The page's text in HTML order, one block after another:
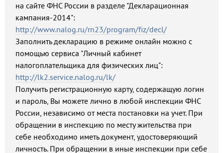
на сайте ФНС России в разделе "Декларационная
кампания-2014":
http://www.nalog.ru/rn23/program/fiz/decl/
Заполнить декларацию в режиме онлайн можно с
помощью сервиса "Личный кабинет
налогоплательщика для физических лиц":
http://lk2.service.nalog.ru/lk/
Получить регистрационную карту, содержащую логин
и пароль, Вы можете лично в любой инспекции ФНС
России, независимо от места постановки на учет. При
обращении в инспекцию по месту жительства при
себе необходимо иметь документ, удостоверяющий
личность. При обращении в иные инспекции при себе